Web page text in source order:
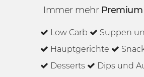
Immer mehr Premium
Low Carb
Suppen
Hauptgerichte
Desserts
Dips und